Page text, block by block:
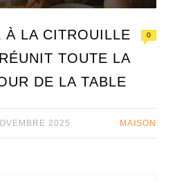
À LA CITROUILLE
TOUTE LA
DE LA TABLE
0
2025 MAISON